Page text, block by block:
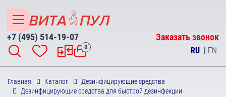
+7 (495) 514-19-07 Заказать звонок
0 RU | EN
Главная Каталог
Дезинфицирующие средства
Дезинфицирующие средства для быстрой дезинфекции